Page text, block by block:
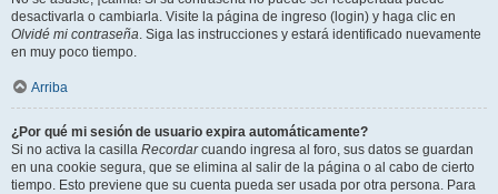
desactivarla o cambiarla. Visite la página de ingreso (login) y haga clic en
Olvidé mi contraseña. Siga las instrucciones y estará identificado nuevamente
en muy poco tiempo.
Arriba
¿Por qué mi sesión de usuario expira automáticamente?
Si no activa la casilla Recordarcuando ingresa al foro, sus datos se guardan
en una cookie segura, que se elimina al salir de la página o al cabo de cierto
tiempo. Esto previene que su cuenta pueda ser usada por otra persona. Para